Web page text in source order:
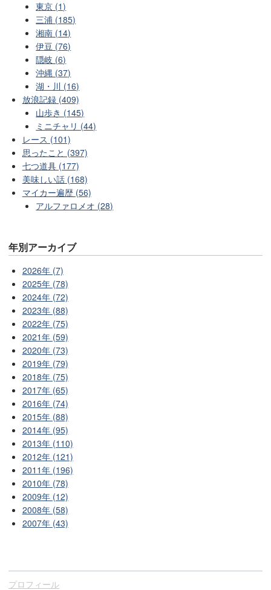
東京 (1)
三浦 (185)
湘南 (14)
伊豆 (76)
隠岐 (6)
沖縄 (37)
湖・川 (16)
放浪記録 (409)
山歩き (145)
ミニチャリ (44)
レース (101)
思ったこと (397)
七つ道具 (177)
美味しい話 (168)
マイカー遍歴 (56)
アルファロメオ (28)
年別アーカイブ
2026年 (7)
2025年 (78)
2024年 (72)
2023年 (88)
2022年 (75)
2021年 (59)
2020年 (73)
2019年 (79)
2018年 (75)
2017年 (65)
2016年 (74)
2015年 (88)
2014年 (95)
2013年 (110)
2012年 (121)
2011年 (196)
2010年 (78)
2009年 (12)
2008年 (58)
2007年 (43)
プロフィール